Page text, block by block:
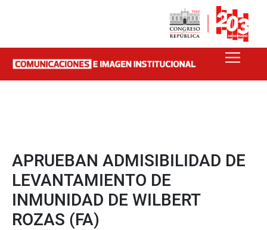
APRUEBAN ADMISIBILIDAD DE
LEVANTAMIENTO DE
INMUNIDAD DE WILBERT
ROZAS (FA)